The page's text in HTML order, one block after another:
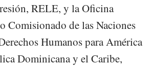
RELE, y la Oficina
Comisionado de las Naciones
Humanos para América
Dominicana y el Caribe,